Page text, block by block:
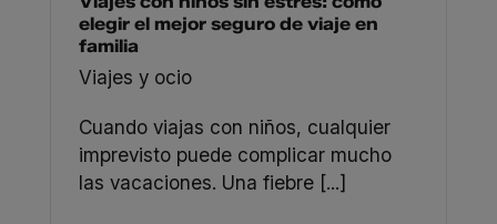
elegir el mejor seguro de viaje en
familia
Viajes y ocio
Cuando viajas con niños, cualquier
imprevisto puede complicar mucho
las vacaciones. Una fiebre [...]